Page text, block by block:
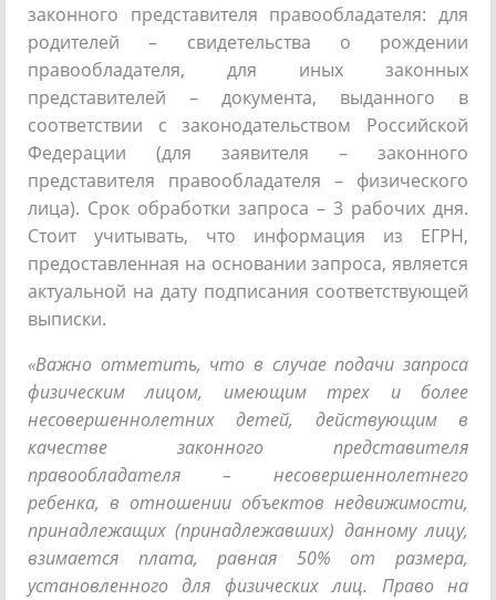
законного представителя правообладателя: для
родителей – свидетельства о рождении
правообладателя, для иных законных
представителей – документа, выданного в
соответствии с законодательством Российской
Федерации (для заявителя – законного
представителя правообладателя – физического
лица). Срок обработки запроса – 3 рабочих дня.
Стоит учитывать, что информация из ЕГРН,
предоставленная на основании запроса, является
актуальной на дату подписания соответствующей
выписки.
«Важно отметить, что в случае подачи запроса
физическим лицом, имеющим трех и более
несовершеннолетних детей, действующим в
качестве законного представителя
правообладателя – несовершеннолетнего
ребенка, в отношении объектов недвижимости,
принадлежащих (принадлежавших) данному лицу,
взимается плата, равная 50% от размера,
установленного для физических лиц. Право на